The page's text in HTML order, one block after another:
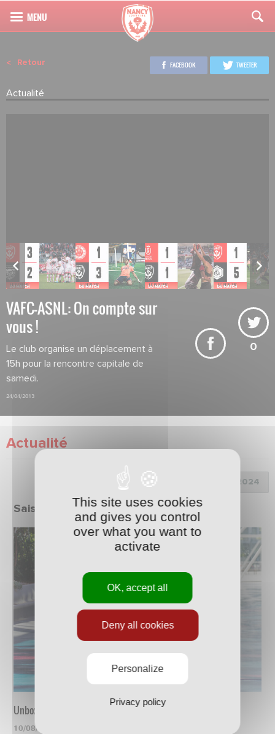
Retour
Actualité
FACEBOOK TWEETER
VAFC-ASNL: On compte sur
vous !
Le club organise un déplacement à
15h pour la rencontre capitale de
samedi.
24/04/2013
0
Actualité
Choix de la saison :
Saison 2023/2024
Unboxing du nouveau maillot
10/08/2023
This site uses cookies
and gives you control
over what you want to
activate
OK, accept all
Deny all cookies
Personalize
Privacy policy